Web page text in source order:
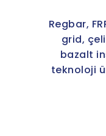
Regbar,
grid,
bazalt
teknoloji